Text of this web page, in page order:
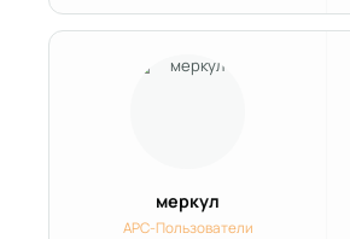
меркул
APC-Пользователи